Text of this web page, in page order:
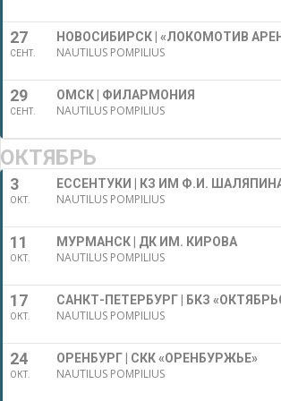
27
СЕНТ.
НОВОСИБИРСК | «ЛОКОМОТИВ
NAUTILUS POMPILIUS
29
СЕНТ.
ОМСК | ФИЛАРМОНИЯ
NAUTILUS POMPILIUS
ОКТЯБРЬ
3
ОКТ.
ЕССЕНТУКИ | КЗ ИМ Ф.И.
NAUTILUS POMPILIUS
11
ОКТ.
МУРМАНСК | ДК ИМ. КИРОВА
NAUTILUS POMPILIUS
17
ОКТ.
САНКТ-ПЕТЕРБУРГ | БКЗ
NAUTILUS POMPILIUS
24
ОКТ.
ОРЕНБУРГ | СКК «ОРЕНБУРЖЬЕ»
NAUTILUS POMPILIUS